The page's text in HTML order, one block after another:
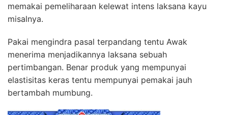
memakai pemeliharaan kelewat intens laksana kayu
misalnya.
Pakai mengindra pasal terpandang tentu Awak
menerima menjadikannya laksana sebuah
pertimbangan. Benar produk yang mempunyai
elastisitas keras tentu mempunyai pemakai jauh
bertambah mumbung.